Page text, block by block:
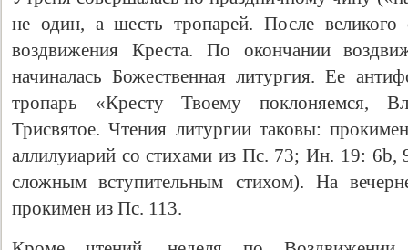
не один, а шесть тропарей. После великого
воздвижения Креста. По окончании
начиналась Божественная литургия. Ее
тропарь «Кресту Твоему поклоняемся,
Трисвятое. Чтения литургии таковы:
аллилуиарий со стихами из Пс. 73; Ин. 19: 6b,
сложным вступительным стихом). На
прокимен из Пс. 113.